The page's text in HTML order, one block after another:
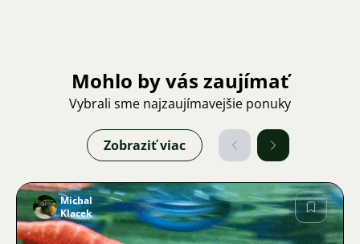
Mohlo by vás zaujímať
Vybrali sme najzaujímavejšie ponuky
Zobraziť viac
Michal
Klacek